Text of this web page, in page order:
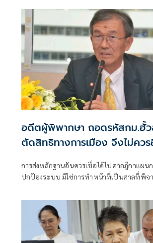
อดีตผู้พิพากษา ถอดรหัสกม.ฮั้ว
ตัดสิทธิทางการเมือง จึงไม่คว
เดียวกับคดีอาญา
การส่งหลักฐานอันควรเชื่อได้ไปศาลฎีกาแผน
ปกป้องระบบ มิใช่การทำหน้าที่เป็นศาลที่พิจ